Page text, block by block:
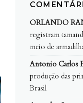
ORLANDO
registram
meio de
Antonio Carlos
produção das
Brasil